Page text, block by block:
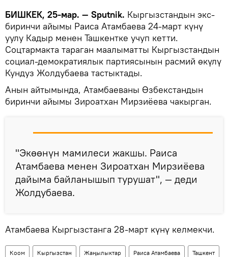
БИШКЕК, 25-мар. — Sputnik. Кыргызстандын экс-
биринчи айымы Раиса Атамбаева 24-март күнү
уулу Кадыр менен Ташкентке учуп кетти.
Соцтармакта тараган маалыматты Кыргызстандын
социал-демократиялык партиясынын расмий өкүлү
Кундуз Жолдубаева тастыктады.
Анын айтымында, Атамбаеваны Өзбекстандын
биринчи айымы Зироатхан Мирзиёева чакырган.
"Экөөнүн мамилеси жакшы. Раиса
Атамбаева менен Зироатхан Мирзиёева
дайыма байланышып турушат", — деди
Жолдубаева.
Атамбаева Кыргызстанга 28-март күнү келмекчи.
Коом Кыргызстан Жаңылыктар Раиса Атамбаева Ташкент